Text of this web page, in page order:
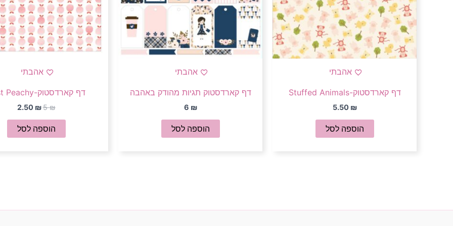
אהבתי
דף קארדסטוק-Stuffed Animals
5.50 ₪
הוספה לסל
אהבתי
דף קארדסטוק תגיות מהודק באהבה
6 ₪
הוספה לסל
אהבתי
דף קארדסטוק-Just Peachy
5₪
2.50 ₪
הוספה לסל